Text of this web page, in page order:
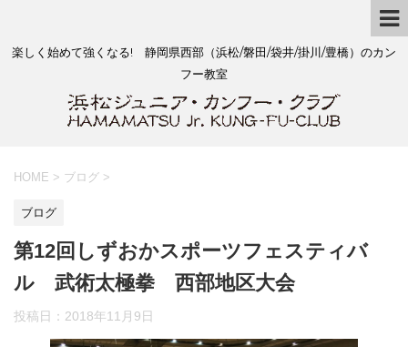
楽しく始めて強くなる! 静岡県西部（浜松/磐田/袋井/掛川/豊橋）のカン
フー教室
HOME > ブログ >
ブログ
第12回しずおかスポーツフェスティバ
ル 武術太極拳 西部地区大会
投稿日： 2018年11月9日